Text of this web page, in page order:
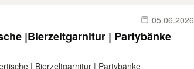
05.06.2026
|Bierzeltgarnitur | Partybänke
| Bierzeltgarnitur | Partybänke